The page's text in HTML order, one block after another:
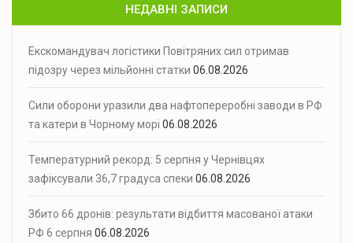
НЕДАВНІ ЗАПИСИ
Екскомандувач логістики Повітряних сил отримав
підозру через мільйонні статки 06.08.2026
Сили оборони уразили два нафтопереробні заводи в РФ
та катери в Чорному морі 06.08.2026
Температурний рекорд: 5 серпня у Чернівцях
зафіксували 36,7 градуса спеки 06.08.2026
Збито 66 дронів: результати відбиття масованої атаки
РФ 6 серпня 06.08.2026